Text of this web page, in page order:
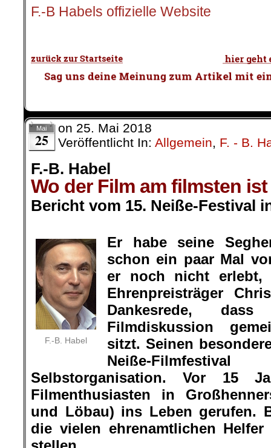
F.-B Habels offizielle Website
Mai
25
on 25. Mai 2018
Veröffentlicht In: Allgemein, F. - B.
F.-B. Habel
Wo der Film am filmsten ist
Bericht vom 15. Neiße-Festival
F.-B. Habel
Er habe seine
schon ein paar Mal
er noch nicht erlebt,
Ehrenpreisträger
Dankesrede,
Filmdiskussion
sitzt. Seinen
Neiße-
Selbstorganisation. Vor 15
Filmenthusiasten in
und Löbau) ins Leben gerufen.
die vielen ehrenamtlichen